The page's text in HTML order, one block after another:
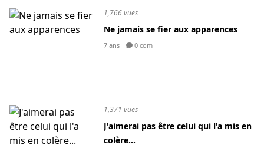
1,766 vues
Ne jamais se fier aux apparences
7 ans 0 com
1,371 vues
J'aimerai pas être celui qui l'a mis en
colère...